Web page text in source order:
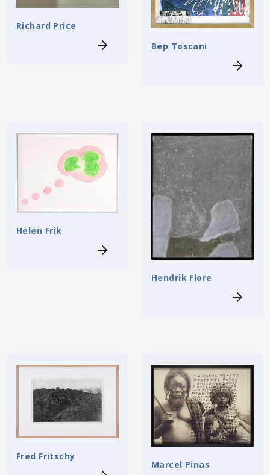
Richard Price
Bep Toscani
Helen Frik
Hendrik Flore
Fred Fritschy
Marcel Pinas